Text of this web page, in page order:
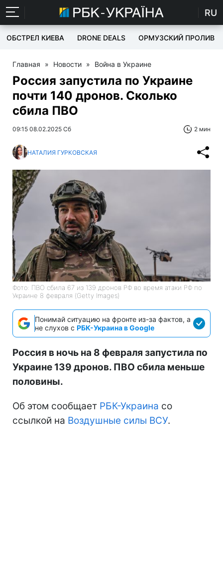
RU
ОБСТРЕЛ КИЕВА DRONE DEALS ОРМУЗСКИЙ ПРОЛИВ
Главная » Новости » Война в Украине
Россия запустила по Украине
почти 140 дронов. Сколько
сбила ПВО
09:15 08.02.2025 Сб 2 мин
НАТАЛИЯ ГУРКОВСКАЯ
Фото: ПВО сбила 67 из 139 дронов РФ во время атаки РФ по
Украине 8 февраля (Getty Images)
Понимай ситуацию на фронте из-за фактов, а
не слухов с РБК-Украина в Google
Россия в ночь на 8 февраля запустила по
Украине 139 дронов. ПВО сбила меньше
половины.
Об этом сообщает РБК-Украина со
ссылкой на Воздушные силы ВСУ.